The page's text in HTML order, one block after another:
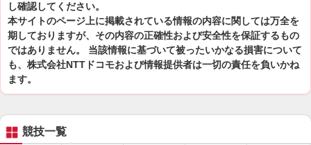
し確認してください。
本サイトのページ上に掲載されている情報の内容に関しては万全を
期しておりますが、その内容の正確性および安全性を保証するもの
ではありません。 当該情報に基づいて被ったいかなる損害について
も、株式会社NTTドコモおよび情報提供者は一切の責任を負いかね
ます。
競技一覧